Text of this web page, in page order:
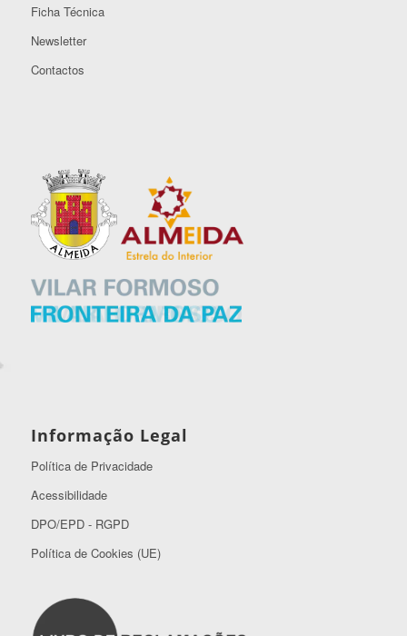
Ficha Técnica
Newsletter
Contactos
Informação Legal
Política de Privacidade
Acessibilidade
DPO/EPD - RGPD
Política de Cookies (UE)